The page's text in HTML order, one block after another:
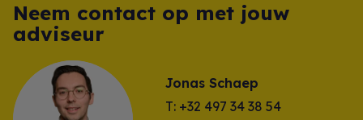
Neem contact op met jouw
adviseur
Jonas Schaep
T: +32 497 34 38 54